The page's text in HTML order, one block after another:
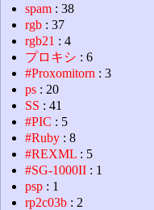
spam : 38
rgb : 37
rgb21 : 4
プロキシ : 6
#Proxomitorn : 3
ps : 20
SS : 41
#PIC : 5
#Ruby : 8
#REXML : 5
#SG-1000II : 1
psp : 1
rp2c03b : 2